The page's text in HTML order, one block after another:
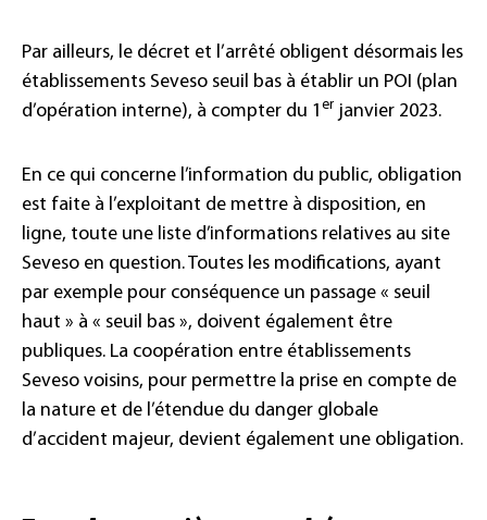
Par ailleurs, le décret et l’arrêté obligent désormais les
établissements Seveso seuil bas à établir un POI (plan
d’opération interne), à compter du 1 er janvier 2023.
En ce qui concerne l’information du public, obligation
est faite à l’exploitant de mettre à disposition, en
ligne, toute une liste d’informations relatives au site
Seveso en question. Toutes les modifications, ayant
par exemple pour conséquence un passage « seuil
haut » à « seuil bas », doivent également être
publiques. La coopération entre établissements
Seveso voisins, pour permettre la prise en compte de
la nature et de l’étendue du danger globale
d’accident majeur, devient également une obligation.